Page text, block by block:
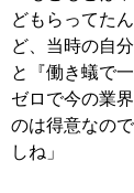
どもらってた
ど、当時の自
と『働き蟻で
ゼロで今の業
のは得意なの
しね」